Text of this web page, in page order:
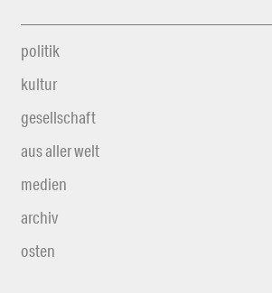
politik
kultur
gesellschaft
aus aller welt
medien
archiv
osten